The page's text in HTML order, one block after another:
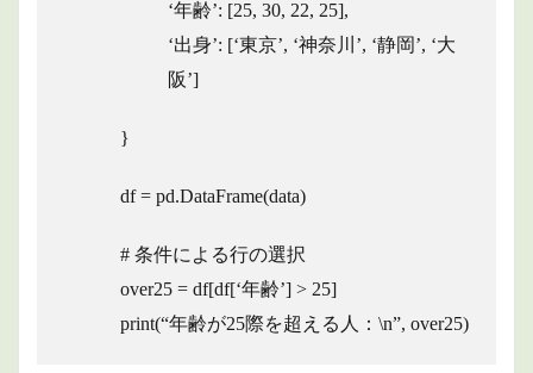
‘年齢’: [25, 30, 22, 25],
‘出身’: [‘東京’, ‘神奈川’, ‘静岡’, ‘大
阪’]
}
df = pd.DataFrame(data)
# 条件による行の選択
over25 = df[df[‘年齢’] > 25]
print(“年齢が25際を超える人：\n”, over25)